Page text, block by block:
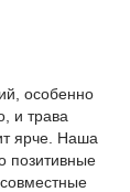
особенно
и трава
ярче. Наша
позитивные